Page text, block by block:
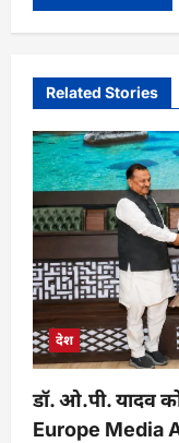
Related Stories
देश
डॉ. ओ.पी. यादव को
Europe Media